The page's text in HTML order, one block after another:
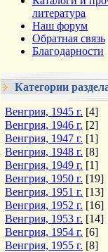
литература
Наш форум
Обратная связь
Благодарности
Категории
Венгрия, 1945 г. [4]
Венгрия, 1946 г. [2]
Венгрия, 1947 г. [1]
Венгрия, 1948 г. [8]
Венгрия, 1949 г. [1]
Венгрия, 1950 г. [19]
Венгрия, 1951 г. [13]
Венгрия, 1952 г. [16]
Венгрия, 1953 г. [14]
Венгрия, 1954 г. [6]
Венгрия, 1955 г. [8]